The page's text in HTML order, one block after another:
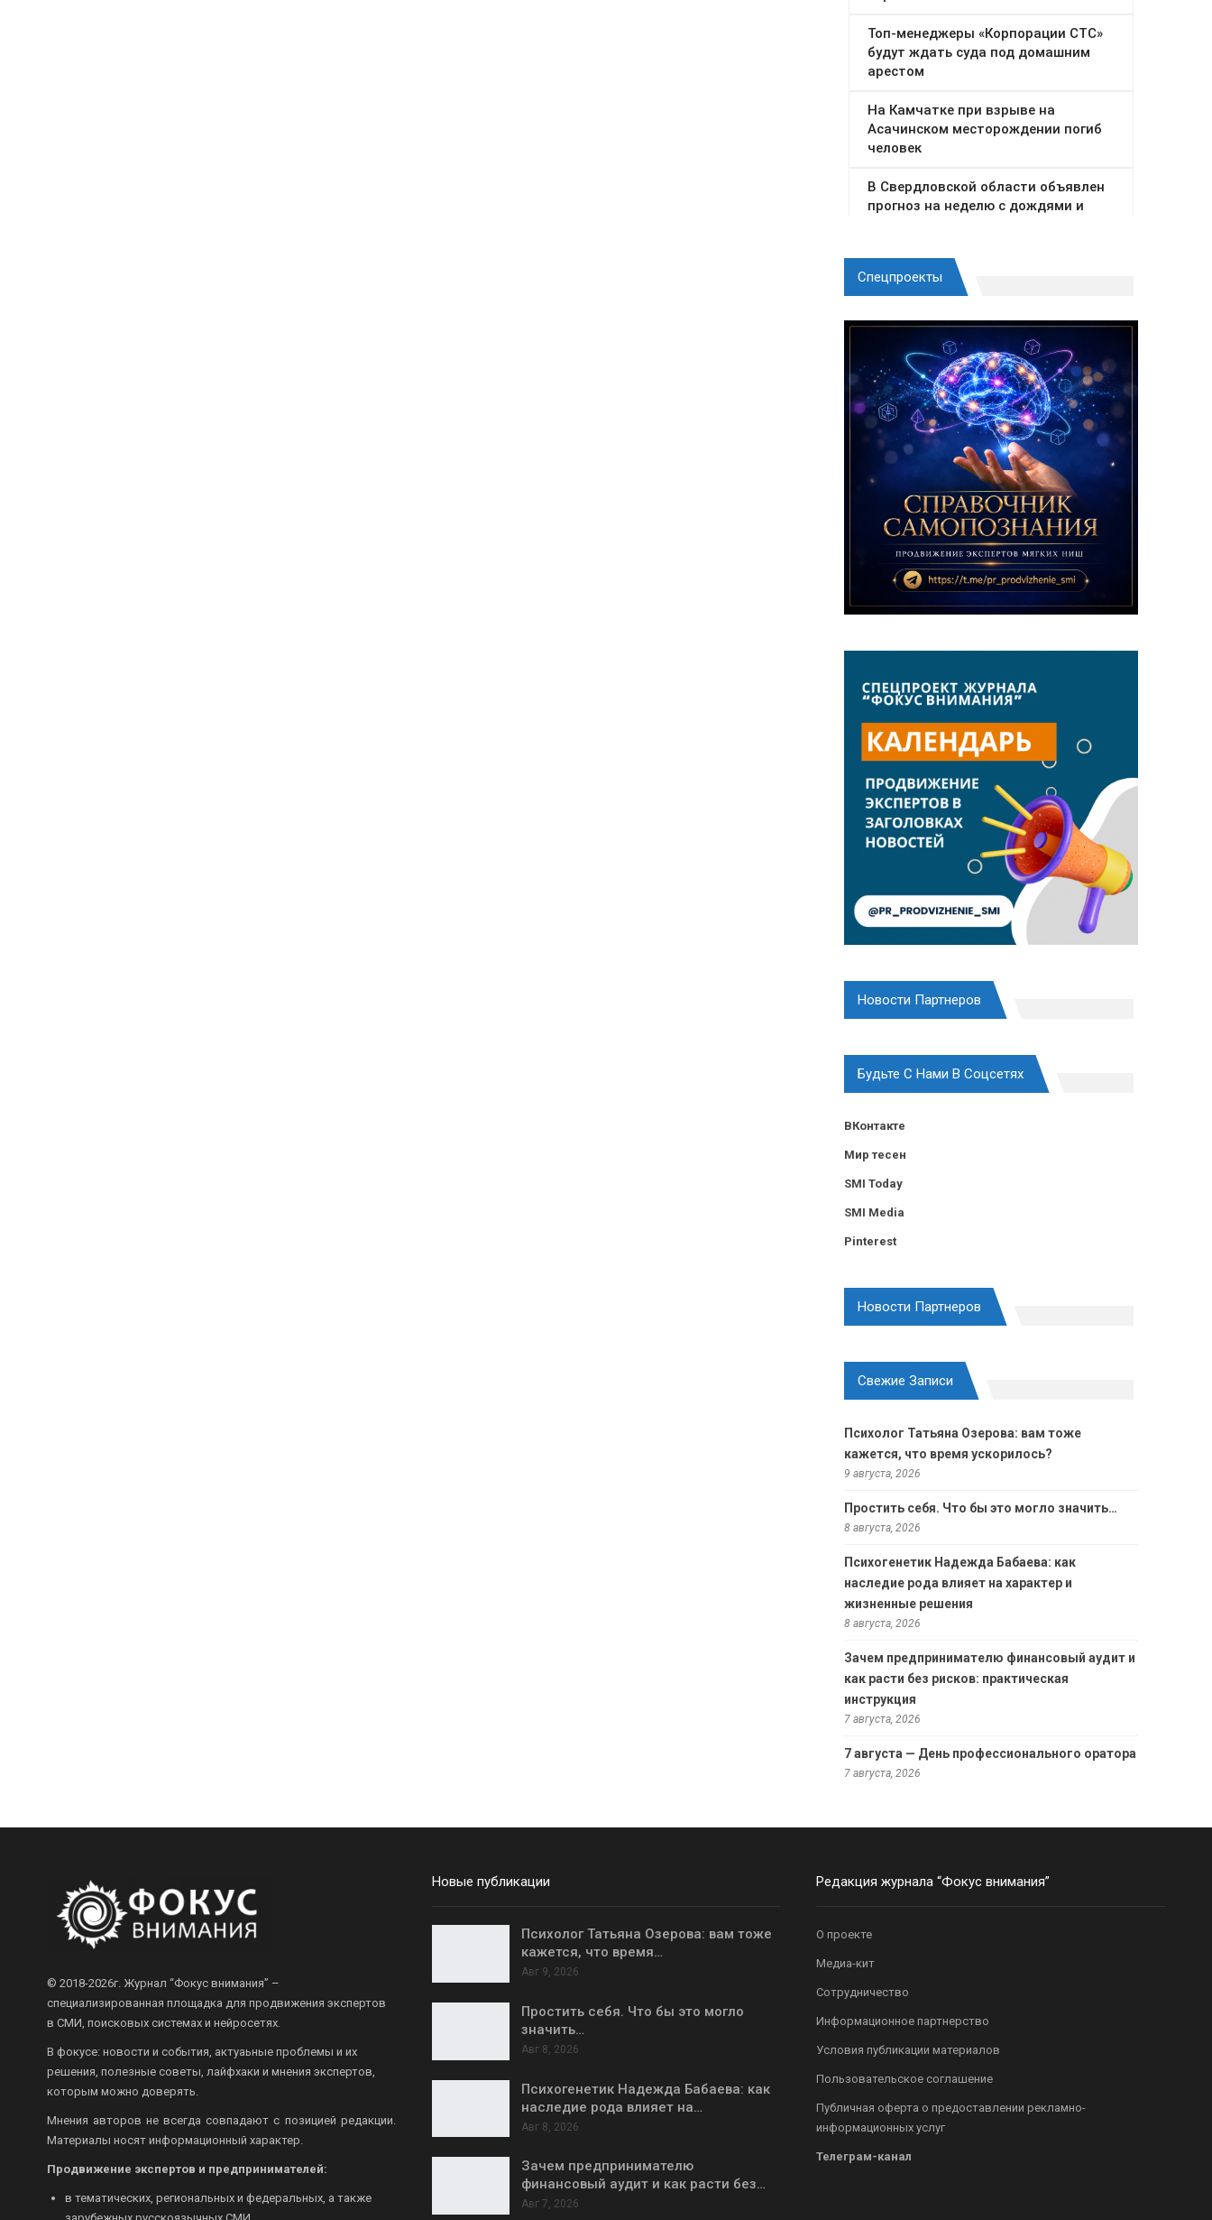
Спецпроекты
Новости Партнеров
Будьте С Нами В Соцсетях
ВКонтакте
Мир тесен
SMI Today
SMI Media
Pinterest
Новости Партнеров
Свежие Записи
Психолог Татьяна Озерова: вам тоже
кажется, что время ускорилось?
9 августа, 2026
Простить себя. Что бы это могло значить…
8 августа, 2026
Психогенетик Надежда Бабаева: как
наследие рода влияет на характер и
жизненные решения
8 августа, 2026
Зачем предпринимателю финансовый аудит и
как расти без рисков: практическая
инструкция
7 августа, 2026
7 августа — День профессионального оратора
7 августа, 2026
© 2018-2026г. Журнал “Фокус внимания” –
специализированная площадка для продвижения экспертов
в СМИ, поисковых системах и нейросетях.
В фокусе: новости и события, актуаьные проблемы и их
решения, полезные советы, лайфхаки и мнения экспертов,
которым можно доверять.
Мнения авторов не всегда совпадают с позицией редакции.
Материалы носят информационный характер.
Продвижение экспертов и предпринимателей:
в тематических, региональных и федеральных, а также
Новые публикации
Психолог Татьяна Озерова: вам тоже
кажется, что время…
Авг 9, 2026
Простить себя. Что бы это могло
значить…
Авг 8, 2026
Психогенетик Надежда Бабаева: как
наследие рода влияет на…
Авг 8, 2026
Зачем предпринимателю
финансовый аудит и как расти без…
Авг 7, 2026
Редакция журнала “Фокус внимания”
О проекте
Медиа-кит
Сотрудничество
Информационное партнерство
Условия публикации материалов
Пользовательское соглашение
Публичная оферта о предоставлении рекламно-
информационных услуг
Телеграм-канал